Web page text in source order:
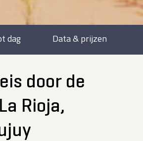
dag Data & prijzen
door de
Rioja,